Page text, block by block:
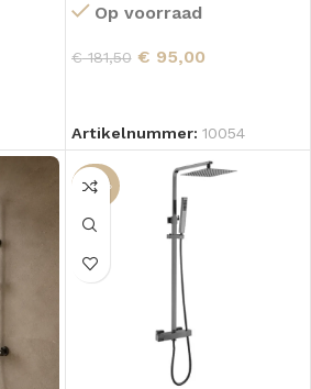
Op voorraad
€181,50 € 95,00
Artikelnummer: 10054
-48%